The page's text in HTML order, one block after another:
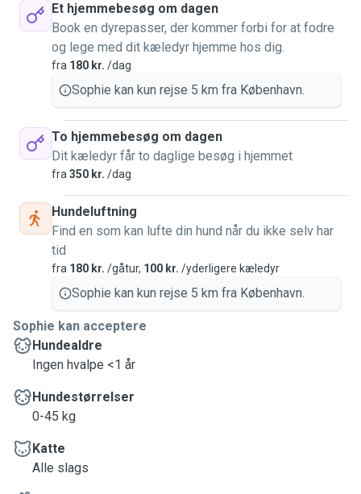
I have also had many house sits with caring for the animals,
also here through another platform.
I have lived with a cat (Schlecki) for 21 years, helped at the
medicine and have also been active at the animal shelter
for several years in Germany.
I am calm, love animals and take very good care of them.
I would like to suggest a meet and greet before a sit to get
to know each other and to get comfortable with each other.
I'm looking forward to meet you 😊
‐-------------‐-‐----------------------------------------------------
Jeg hedder Sophie og kommer fra Tyskland. Jeg begyndte
at passe dyr der. Til daglig arbejder jeg som læge på
Rigshospitalet.
Jeg nyder tiden sammen med dyrene meget. Et langsigtet
samarbejde er vigtigt for mig.
Et hjemmebesøg om dagen
Book en dyrepasser, der kommer forbi for at fodre
og lege med dit kæledyr hjemme hos dig.
fra 180 kr. /dag
Sophie kan kun rejse 5 km fra København.
To hjemmebesøg om dagen
Dit kæledyr får to daglige besøg i hjemmet
fra 350 kr. /dag
Hundeluftning
Find en som kan lufte din hund når du ikke selv har
tid
fra 180 kr. /gåtur, 100 kr. /yderligere kæledyr
Sophie kan kun rejse 5 km fra København.
Sophie kan acceptere
Hundealdre
Ingen hvalpe <1 år
Hundestørrelser
0-45 kg
Katte
Alle slags